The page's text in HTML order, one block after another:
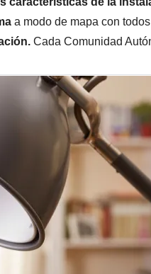
a modo de mapa con
Cada Comunidad